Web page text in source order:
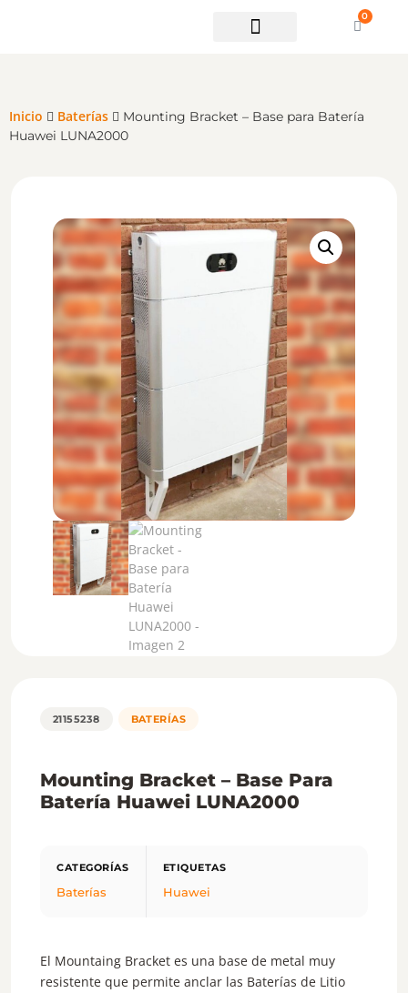
0
Inicio Baterías
Mounting Bracket – Base para Batería
Huawei LUNA2000
21155238 BATERÍAS
Mounting Bracket – Base Para
Batería Huawei LUNA2000
Baterías Huawei
El Mountaing Bracket es una base de metal muy
resistente que permite anclar las Baterías de Litio